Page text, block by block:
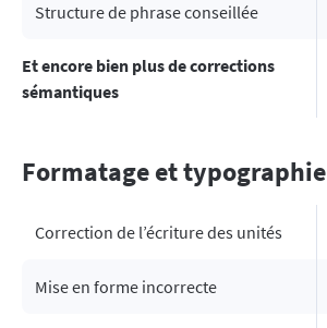
Structure de phrase conseillée
Et encore bien plus de corrections
sémantiques
Formatage et typographie
Correction de l’écriture des unités
Mise en forme incorrecte